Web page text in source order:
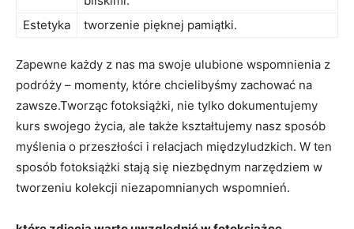
Estetyka
tworzenie pięknej pamiątki.
Zapewne każdy z nas ma swoje ‍ulubione wspomnienia z
podróży – ⁣momenty, które chcielibyśmy zachować na
zawsze.Tworząc fotoksiążki, nie tylko dokumentujemy
kurs swojego życia, ale także‌ kształtujemy nasz sposób
⁤myślenia o przeszłości‌ i relacjach międzyludzkich. W ten
sposób fotoksiążki stają się​ niezbędnym narzędziem w
tworzeniu kolekcji niezapomnianych wspomnień.